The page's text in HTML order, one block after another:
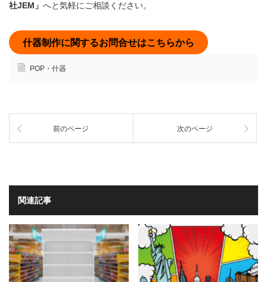
社JEM」 へと気軽にご相談ください。
什器制作に関するお問合せはこちらから
POP・什器
前のページ 次のページ
関連記事